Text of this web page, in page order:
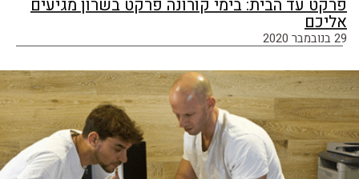
פרקט עד הבית: בימי קורונה פרקט בשרון מגיעים
אליכם
29 בנובמבר 2020